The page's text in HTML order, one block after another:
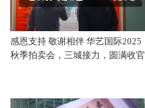
感恩支持 敬谢相伴 华艺国际2025
秋季拍卖会，三城接力，圆满收官